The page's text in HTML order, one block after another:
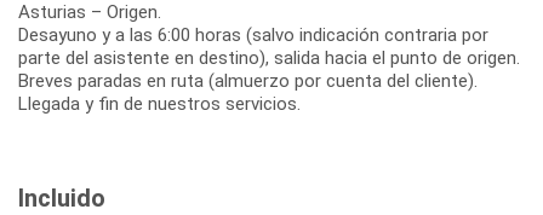
Asturias – Origen.
Desayuno y a las 6:00 horas (salvo indicación contraria por
parte del asistente en destino), salida hacia el punto de origen.
Breves paradas en ruta (almuerzo por cuenta del cliente).
Incluido